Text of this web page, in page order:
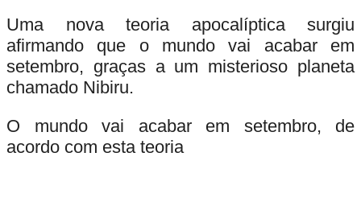
Uma nova teoria apocalíptica surgiu
afirmando que o mundo vai acabar em
setembro, graças a um misterioso planeta
chamado Nibiru.
O mundo vai acabar em setembro, de
acordo com esta teoria